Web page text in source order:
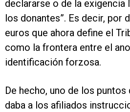
declararse o de la exigencia
los donantes”. Es decir, por
euros que ahora define el
como la frontera entre el
identificación forzosa.
De hecho, uno de los
daba a los afiliados